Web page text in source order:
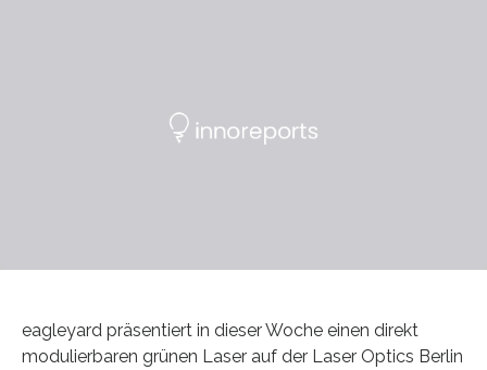
eagleyard präsentiert in dieser Woche einen direkt
modulierbaren grünen Laser auf der Laser Optics Berlin